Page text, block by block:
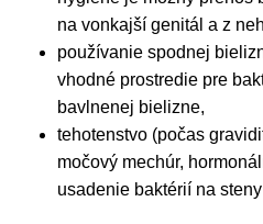
na vonkajší genitál a z
používanie spodnej
vhodné prostredie pre
bavlnenej bielizne,
tehotenstvo (počas
močový mechúr,
usadenie baktérií na